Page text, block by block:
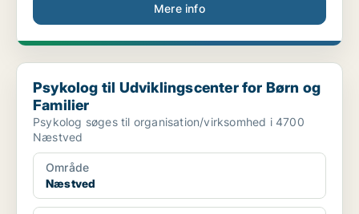
Mere info
Psykolog til Udviklingscenter for Børn og Familier
Psykolog til Udviklingscenter for Børn og
Familier
Psykolog søges til organisation/virksomhed i 4700
Næstved
Område
Næstved